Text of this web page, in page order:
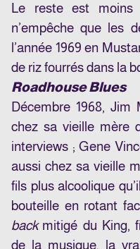
Le reste est moins
n’empêche que les
l’année 1969 en
de riz fourrés dans la
Roadhouse Blues
Décembre 1968,
chez sa vieille mère
interviews ; Gene
aussi chez sa vieille
fils plus alcoolique
bouteille en rotant
back mitigé du King,
de la musique, la